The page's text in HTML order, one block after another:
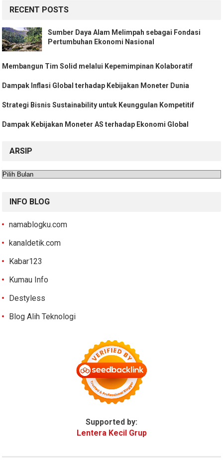
RECENT POSTS
Sumber Daya Alam Melimpah sebagai Fondasi
Pertumbuhan Ekonomi Nasional
Membangun Tim Solid melalui Kepemimpinan Kolaboratif
Dampak Inflasi Global terhadap Kebijakan Moneter Dunia
Strategi Bisnis Sustainability untuk Keunggulan Kompetitif
Dampak Kebijakan Moneter AS terhadap Ekonomi Global
ARSIP
Arsip
INFO BLOG
namablogku.com
kanaldetik.com
Kabar123
Kumau Info
Destyless
Blog Alih Teknologi
Supported by:
Lentera Kecil Grup